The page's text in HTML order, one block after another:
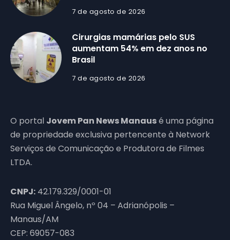
7 de agosto de 2026
Cirurgias mamárias pelo SUS
aumentam 54% em dez anos no
Brasil
7 de agosto de 2026
O portal Jovem Pan News Manausé uma página
de propriedade exclusiva pertencente à Network
Serviços de Comunicação e Produtora de Filmes
LTDA.
CNPJ: 42.179.329/0001-01
Rua Miguel Ângelo, nº 04 – Adrianópolis –
Manaus/AM
CEP: 69057-083